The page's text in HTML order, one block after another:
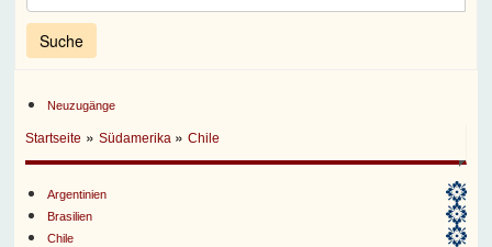
Neuzugänge
Startseite »Südamerika »Chile
Argentinien
Brasilien
Chile